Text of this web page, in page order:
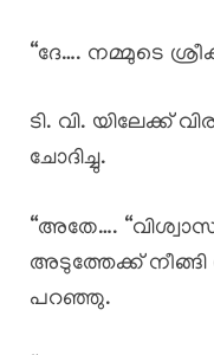
“ദേ…. നമ്മുടെ
ടി. വി. യിലേക്ക്
ചോദിച്ചു.
“അതേ….
അടുത്തേക്ക്
പറഞ്ഞു.